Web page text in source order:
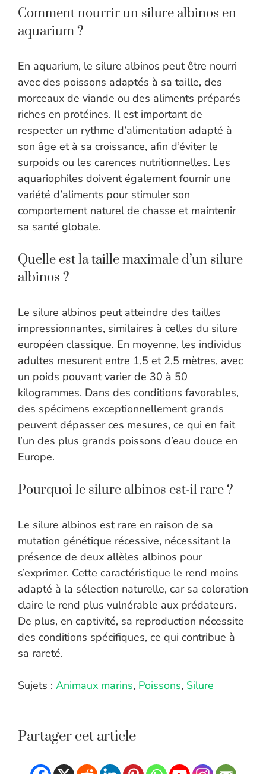
Comment nourrir un silure albinos en
aquarium ?
En aquarium, le silure albinos peut être nourri
avec des poissons adaptés à sa taille, des
morceaux de viande ou des aliments préparés
riches en protéines. Il est important de
respecter un rythme d’alimentation adapté à
son âge et à sa croissance, afin d’éviter le
surpoids ou les carences nutritionnelles. Les
aquariophiles doivent également fournir une
variété d’aliments pour stimuler son
comportement naturel de chasse et maintenir
sa santé globale.
Quelle est la taille maximale d’un silure
albinos ?
Le silure albinos peut atteindre des tailles
impressionnantes, similaires à celles du silure
européen classique. En moyenne, les individus
adultes mesurent entre 1,5 et 2,5 mètres, avec
un poids pouvant varier de 30 à 50
kilogrammes. Dans des conditions favorables,
des spécimens exceptionnellement grands
peuvent dépasser ces mesures, ce qui en fait
l’un des plus grands poissons d’eau douce en
Europe.
Pourquoi le silure albinos est-il rare ?
Le silure albinos est rare en raison de sa
mutation génétique récessive, nécessitant la
présence de deux allèles albinos pour
s’exprimer. Cette caractéristique le rend moins
adapté à la sélection naturelle, car sa coloration
claire le rend plus vulnérable aux prédateurs.
De plus, en captivité, sa reproduction nécessite
des conditions spécifiques, ce qui contribue à
sa rareté.
Sujets : Animaux marins, Poissons, Silure
Partager cet article